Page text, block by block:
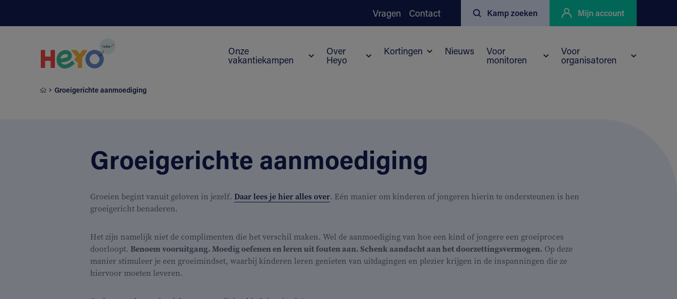
Vragen Contact Kamp zoeken Mijn account
Onze
vakantiekampen
Submenu voor Onze vakantiekampen
Over
Heyo
Kortingen
Submenu voor Kortingen
Nieuws Voor
monitoren
Submenu voor Voor monitoren
Voor
organisatoren
Groeigerichte aanmoediging
Groeigerichte aanmoediging
Groeien begint vanuit geloven in jezelf. Daar lees je hier alles over. Eén manier om kinderen of jongeren hierin te ondersteunen is hen
groeigericht benaderen.
Het zijn namelijk niet de complimenten die het verschil maken. Wel de aanmoediging van hoe een kind of jongere een groeiproces
doorloopt. Benoem vooruitgang. Moedig oefenen en leren uit fouten aan. Schenk aandacht aan het doorzettingsvermogen. Op deze
manier stimuleer je een groeimindset, waarbij kinderen leren genieten van uitdagingen en plezier krijgen in de inspanningen die ze
hiervoor moeten leveren.